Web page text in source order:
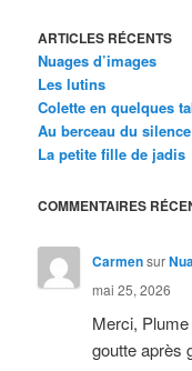
ARTICLES RÉCENTS
Nuages d’images
Les lutins
Colette en quelques
Au berceau du silence
La petite fille de jadis
COMMENTAIRES
Carmensur
mai 25, 2026
Merci,
goutte après